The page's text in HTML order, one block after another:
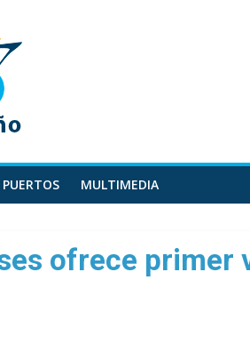
PUERTOS MULTIMEDIA
ofrece primer